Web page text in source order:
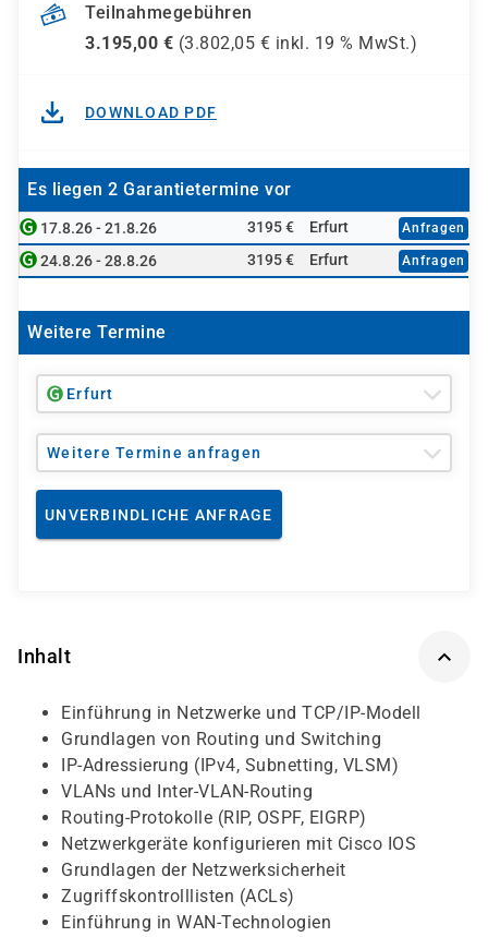
Teilnahmegebühren
3.195,00 € (3.802,05 € inkl. 19 % MwSt.)
DOWNLOAD PDF
Es liegen 2 Garantietermine vor
17.8.26 - 21.8.26 3195 € Erfurt Anfragen
24.8.26 - 28.8.26 3195 € Erfurt Anfragen
Weitere Termine
Erfurt
Weitere Termine anfragen
UNVERBINDLICHE ANFRAGE
Inhalt
Einführung in Netzwerke und TCP/IP-Modell
Grundlagen von Routing und Switching
IP-Adressierung (IPv4, Subnetting, VLSM)
VLANs und Inter-VLAN-Routing
Routing-Protokolle (RIP, OSPF, EIGRP)
Netzwerkgeräte konfigurieren mit Cisco IOS
Grundlagen der Netzwerksicherheit
Zugriffskontrolllisten (ACLs)
Einführung in WAN-Technologien